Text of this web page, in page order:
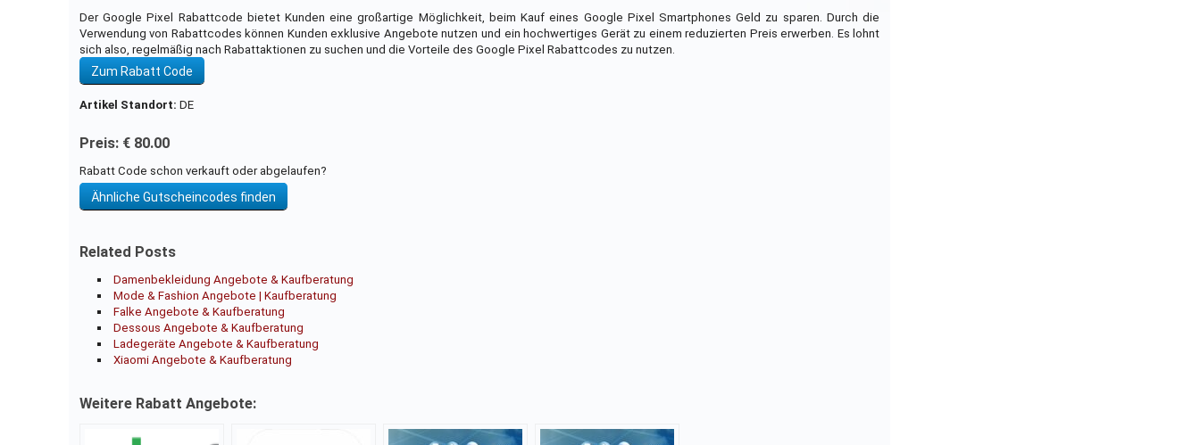
Der Google Pixel Rabattcode bietet Kunden eine großartige Möglichkeit, beim Kauf eines Google Pixel Smartphones Geld zu sparen. Durch die
Verwendung von Rabattcodes können Kunden exklusive Angebote nutzen und ein hochwertiges Gerät zu einem reduzierten Preis erwerben. Es lohnt
sich also, regelmäßig nach Rabattaktionen zu suchen und die Vorteile des Google Pixel Rabattcodes zu nutzen.
Zum Rabatt Code
Artikel Standort: DE
Preis: € 80.00
Rabatt Code schon verkauft oder abgelaufen?
Ähnliche Gutscheincodes finden
Related Posts
Damenbekleidung Angebote & Kaufberatung
Mode & Fashion Angebote | Kaufberatung
Falke Angebote & Kaufberatung
Dessous Angebote & Kaufberatung
Ladegeräte Angebote & Kaufberatung
Xiaomi Angebote & Kaufberatung
Weitere Rabatt Angebote: